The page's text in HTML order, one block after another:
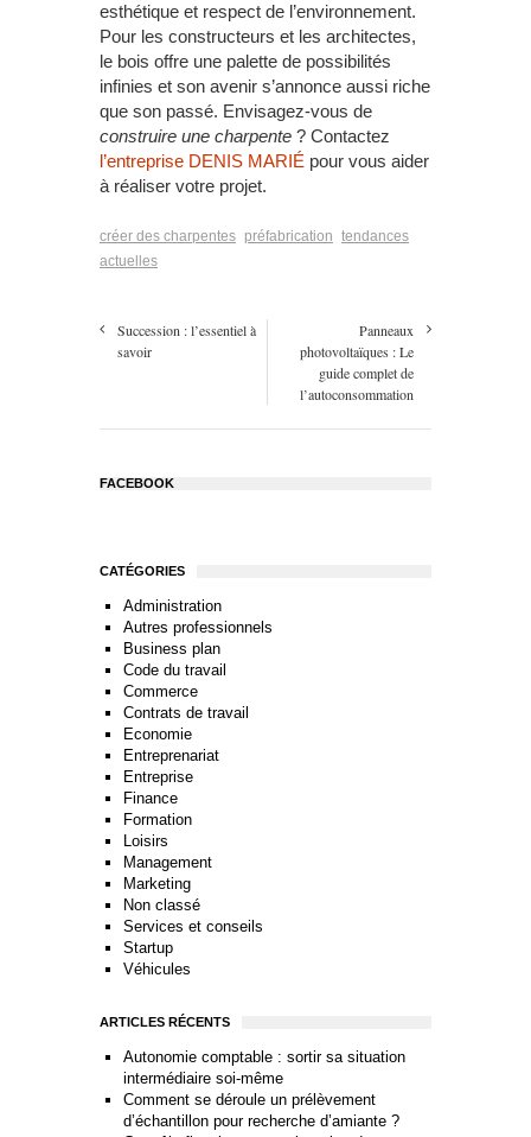
esthétique et respect de l’environnement.
Pour les constructeurs et les architectes,
le bois offre une palette de possibilités
infinies et son avenir s’annonce aussi riche
que son passé. Envisagez-vous de
construire une charpente ? Contactez
l’entreprise DENIS MARIÉ pour vous aider
à réaliser votre projet.
créer des charpentes préfabrication tendances
actuelles
Succession : l’essentiel à
savoir
Panneaux
photovoltaïques : Le
guide complet de
l’autoconsommation
FACEBOOK
CATÉGORIES
Administration
Autres professionnels
Business plan
Code du travail
Commerce
Contrats de travail
Economie
Entreprenariat
Entreprise
Finance
Formation
Loisirs
Management
Marketing
Non classé
Services et conseils
Startup
Véhicules
ARTICLES RÉCENTS
Autonomie comptable : sortir sa situation
intermédiaire soi-même
Comment se déroule un prélèvement
d’échantillon pour recherche d’amiante ?